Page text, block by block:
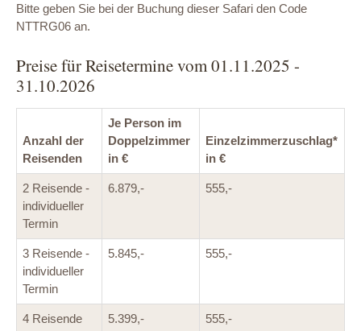
Bitte geben Sie bei der Buchung dieser Safari den Code
NTTRG06 an.
Preise für Reisetermine vom 01.11.2025 -
31.10.2026
Anzahl der
Reisenden
Je Person im
Doppelzimmer
in €
Einzelzimmerzuschlag*
in €
2 Reisende -
individueller
Termin
6.879,- 555,-
3 Reisende -
individueller
Termin
5.845,- 555,-
4 Reisende
5.399,- 555,-